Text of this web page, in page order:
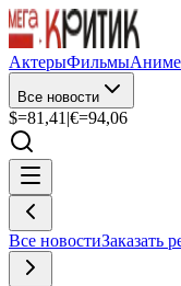
АктерыФильмыАниме
Все новости
$=81,41 |€=94,06
Все новостиЗаказать